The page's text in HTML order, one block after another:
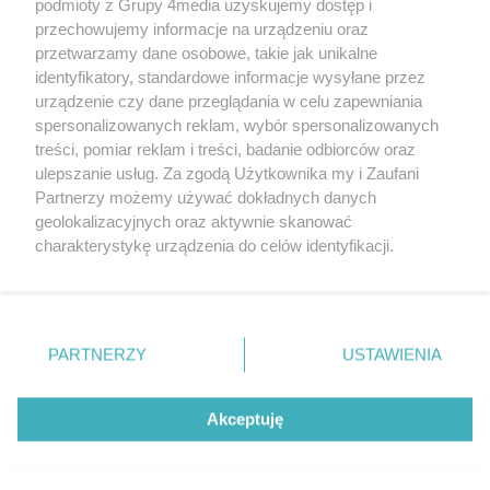
Redakcja Reklama Prywatność
Praca Łódź
the:protocol
Facebook.com
Youtube.com
podmioty z Grupy 4media uzyskujemy dostęp i
przechowujemy informacje na urządzeniu oraz
przetwarzamy dane osobowe, takie jak unikalne
identyfikatory, standardowe informacje wysyłane przez
urządzenie czy dane przeglądania w celu zapewniania
spersonalizowanych reklam, wybór spersonalizowanych
treści, pomiar reklam i treści, badanie odbiorców oraz
ulepszanie usług. Za zgodą Użytkownika my i Zaufani
Partnerzy możemy używać dokładnych danych
geolokalizacyjnych oraz aktywnie skanować
charakterystykę urządzenia do celów identyfikacji.
zmienić/wycofać klikając przycisk ustawień prywatności
znajdujący się w lewym dolnym rogu strony
. Niektóre
użytkownika, ale masz prawo sprzeciwić się takiemu
przetwarzaniu. Preferencje będą miały zastosowania tylko
PARTNERZY USTAWIENIA
Akceptuję